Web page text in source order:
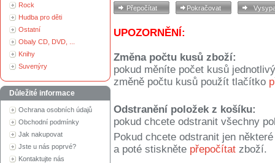
Rock
Hudba pro děti
Ostatní
Obaly CD, DVD, ...
Knihy
Suvenýry
Důležité informace
Ochrana osobních údajů
Obchodní podmínky
Jak nakupovat
Jste u nás poprvé?
Kontaktujte nás
UPOZORNĚNÍ:
Změna počtu kusů zboží:
pokud měníte počet kusů
změně počtu kusů použít tlačítko
Odstranění položek z košíku:
pokud chcete odstranit všechny
Pokud chcete odstranit jen
a poté stiskněte přepočítat zboží.